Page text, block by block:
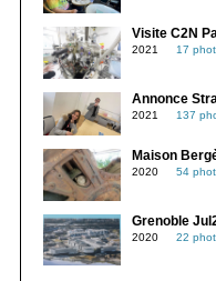
Visite C2N
2021 17
Annonce
2021 137
Maison
2020 54
Grenoble
2020 22